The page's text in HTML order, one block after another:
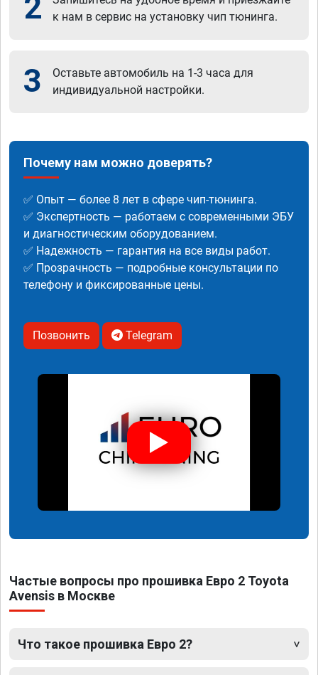
к нам в сервис на установку чип тюнинга.
3
Оставьте автомобиль на 1-3 часа для
индивидуальной настройки.
Почему нам можно доверять?
✅ Опыт — более 8 лет в сфере чип-тюнинга.
✅ Экспертность — работаем с современными ЭБУ
и диагностическим оборудованием.
✅ Надежность — гарантия на все виды работ.
✅ Прозрачность — подробные консультации по
телефону и фиксированные цены.
Позвонить Telegram
Частые вопросы про прошивка Евро 2 Toyota
Avensis в Москве
Что такое прошивка Евро 2?